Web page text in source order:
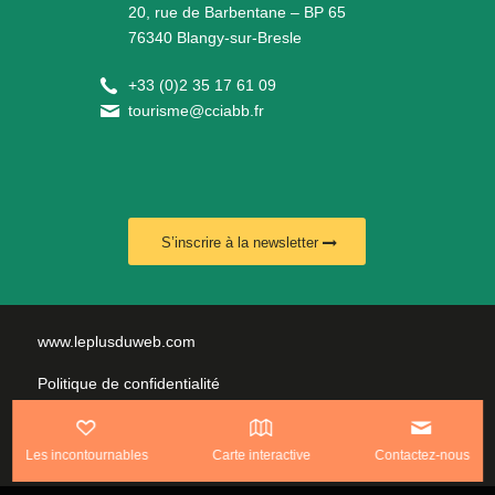
Les incontournables Carte interactive Contactez-nous
20, rue de Barbentane – BP 65
76340 Blangy-sur-Bresle
+33 (0)2 35 17 61 09
tourisme@cciabb.fr
S’inscrire à la newsletter
www.leplusduweb.com
Politique de confidentialité
Plan du site